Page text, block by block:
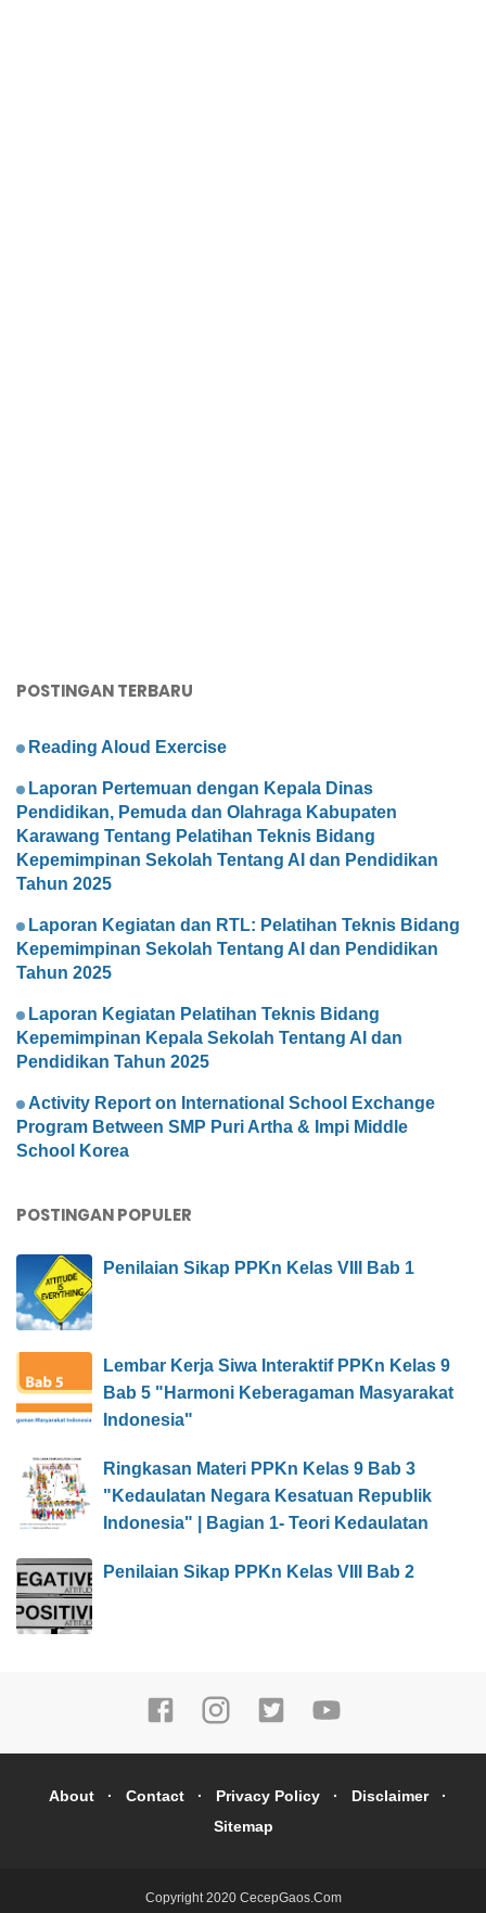
POSTINGAN TERBARU
Reading Aloud Exercise
Laporan Pertemuan dengan Kepala Dinas
Pendidikan, Pemuda dan Olahraga Kabupaten
Karawang Tentang Pelatihan Teknis Bidang
Kepemimpinan Sekolah Tentang AI dan Pendidikan
Tahun 2025
Laporan Kegiatan dan RTL: Pelatihan Teknis Bidang
Kepemimpinan Sekolah Tentang AI dan Pendidikan
Tahun 2025
Laporan Kegiatan Pelatihan Teknis Bidang
Kepemimpinan Kepala Sekolah Tentang AI dan
Pendidikan Tahun 2025
Activity Report on International School Exchange
Program Between SMP Puri Artha & Impi Middle
School Korea
POSTINGAN POPULER
Penilaian Sikap PPKn Kelas VIII Bab 1
Lembar Kerja Siwa Interaktif PPKn Kelas 9
Bab 5 "Harmoni Keberagaman Masyarakat
Indonesia"
Ringkasan Materi PPKn Kelas 9 Bab 3
"Kedaulatan Negara Kesatuan Republik
Indonesia" | Bagian 1- Teori Kedaulatan
Penilaian Sikap PPKn Kelas VIII Bab 2
About Contact Privacy Policy
Disclaimer
Sitemap
Copyright 2020 CecepGaos.Com